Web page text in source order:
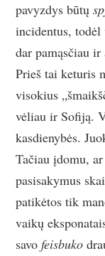
pavyzdys būtų
incidentus,
dar pamąsčiau ir
Prieš tai keturis
visokius
vėliau ir Sofiją.
kasdienybės.
Tačiau įdomu,
pasisakymus
patikėtos tik
vaikų
savofeisbuko